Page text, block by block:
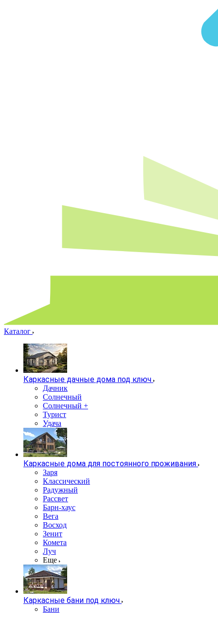
Каталог
Каркасные дачные дома под ключ
Дачник
Солнечный
Солнечный +
Турист
Удача
Каркасные дома для постоянного проживания
Заря
Классический
Радужный
Рассвет
Барн-хаус
Вега
Восход
Зенит
Комета
Луч
Еще
Каркасные бани под ключ
Бани